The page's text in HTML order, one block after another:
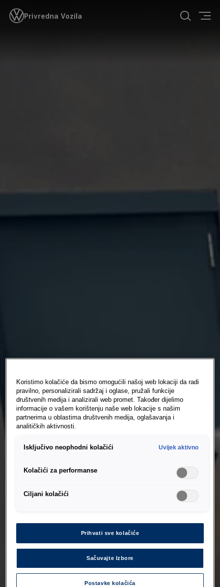
Privredna Vozila
Koristimo kolačiće da bismo omogućili našoj web lokaciji da radi
pravilno, personalizirali sadržaj i oglase, pružali funkcije
društvenih medija i analizirali web promet. Također dijelimo
informacije o vašem korištenju naše web lokacije s našim
partnerima u oblastima društvenih medija, oglašavanja i
analitičkih aktivnosti.
Isključivo neophodni kolačići Uvijek aktivno
Kolačići za performanse
Ciljani kolačići
Prihvati sve kolačiće
Sačuvajte Izbore
Postavke kolačića